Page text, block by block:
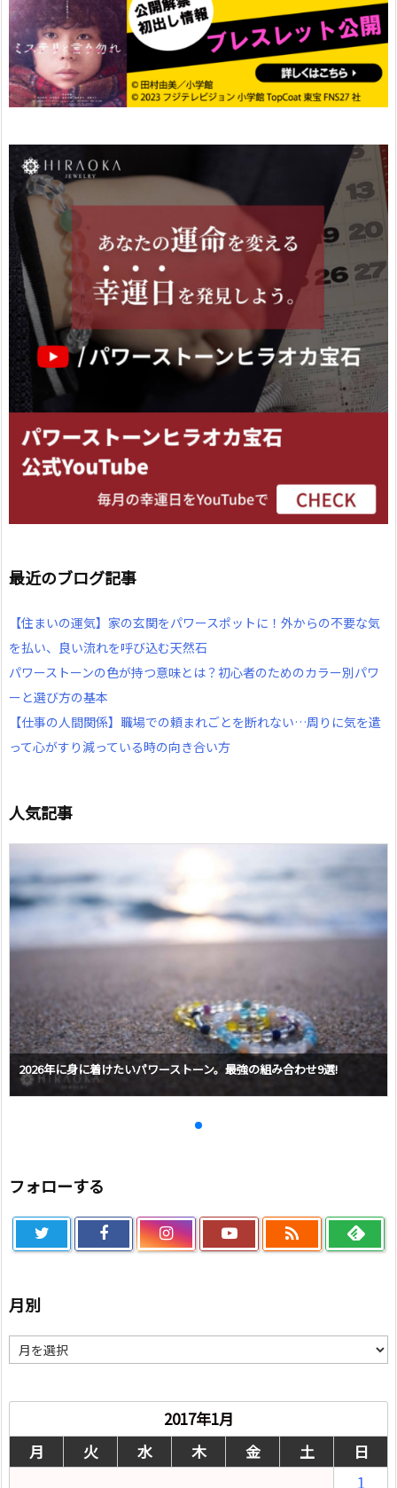
最近のブログ記事
【住まいの運気】家の玄関をパワースポットに！外からの不要な気
を払い、良い流れを呼び込む天然石
パワーストーンの色が持つ意味とは？初心者のためのカラー別パワ
ーと選び方の基本
【仕事の人間関係】職場での頼まれごとを断れない…周りに気を遣
って心がすり減っている時の向き合い方
人気記事
2026年に身に着けたいパワーストーン。最強の組み合わせ9選!
フォローする

月別
別
2017年1月
月
火 水 木 金 土
日
1